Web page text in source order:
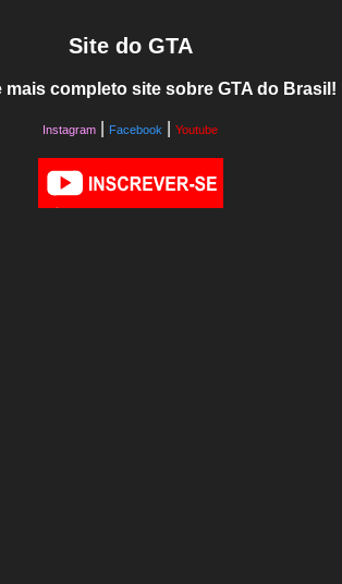
Site do GTA
mais completo site sobre GTA do Brasil!
Instagram Facebook Youtube